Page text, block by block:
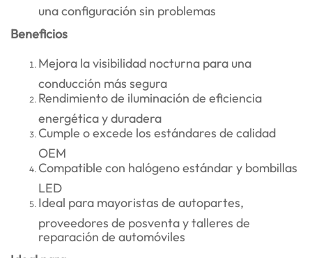
una configuración sin problemas
Beneficios
Mejora la visibilidad nocturna para una
conducción más segura
Rendimiento de iluminación de eficiencia
energética y duradera
Cumple o excede los estándares de calidad
OEM
Compatible con halógeno estándar y bombillas
LED
Ideal para mayoristas de autopartes,
proveedores de posventa y talleres de
reparación de automóviles